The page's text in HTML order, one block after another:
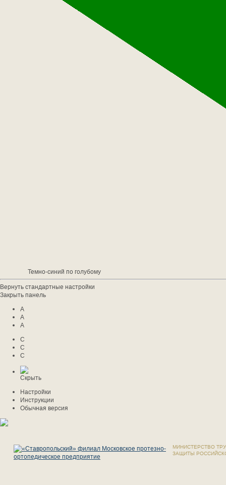
Темно-синий по голубому
Вернуть стандартные настройки
Закрыть панель
A
A
A
C
C
C
Скрыть
Настройки
Инструкции
Обычная версия
МИНИСТЕРСТВО
ЗАЩИТЫ